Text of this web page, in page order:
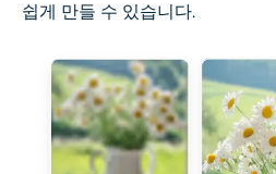
쉽게 만들 수 있습니다.